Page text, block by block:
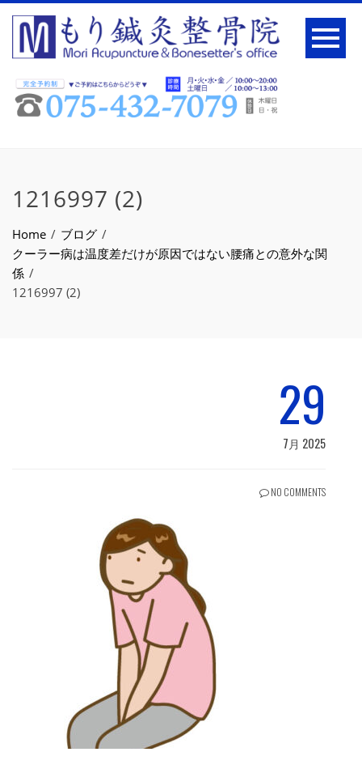
1216997 (2)
Home
ブログ
クーラー病は温度差だけが原因ではない腰痛との意外な関
係
1216997 (2)
29
7月 2025
NO COMMENTS